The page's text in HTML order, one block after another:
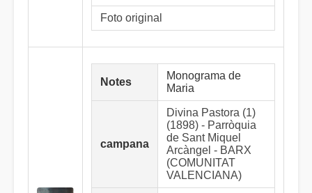
Foto original
Notes
Monograma de
Maria
campana
Divina Pastora (1)
(1898) - Parròquia
de Sant Miquel
Arcàngel - BARX
(COMUNITAT
VALENCIANA)